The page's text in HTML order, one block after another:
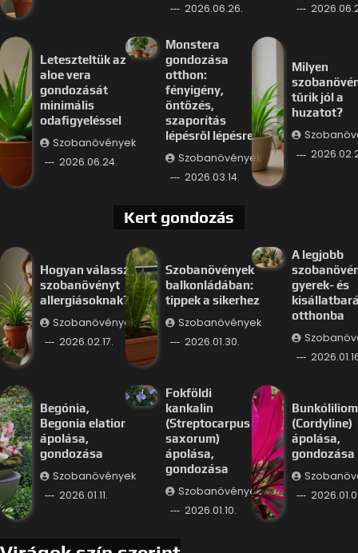
2026.06.26.
Leteszteltük az
aloe vera
gondozását
minimális
odafigyeléssel
Szobanövények
2026.06.24.
Monstera
gondozása
otthon:
fényigény,
öntözés,
szaporítás
lépésről lépésre
Szobanövények
2026.03.14.
Milyen
tűrik jól a
huzatot?
Kert gondozás
Hogyan válassz
szobanövényt
allergiásoknak?
Szobanövények
2026.02.17.
Szobanövények
balkonládában:
tippek a sikerhez
Szobanövények
2026.01.30.
A legjobb
gyerek- és
otthonba
Begónia,
Begonia elatior
ápolása,
gondozása
Szobanövények
2026.01.11.
Fokföldi
kankalin
(Streptocarpus
saxorum)
ápolása,
gondozása
Szobanövények
2026.01.10.
Bunkóliliom
(Cordyline)
ápolása,
gondozása